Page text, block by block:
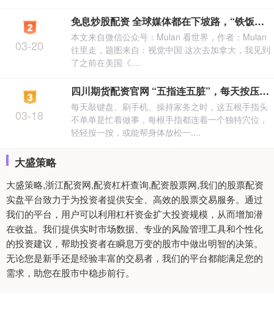
免息炒股配资 全球媒体都在下坡路，“铁饭碗”碎了一地
本文来自微信公众号：Mulan 看世界，作者：Mulan
往里走，题图来自：视觉中国 这次去加拿大，我见到
了之前在美国《....
03-20
四川期货配资官网 “五指连五脏”，每天按压手指的这5个地方，轻松又舒坦
每天敲键盘、刷手机、操持家务之时，这五根手指头
不单单是忙着做事，每根手指都连着一个独特穴位，
轻轻按一按，或能帮身体放松一....
03-18
大盛策略
大盛策略,浙江配资网,配资杠杆查询,配资股票网,我们的股票配资
实盘平台致力于为投资者提供安全、高效的股票交易服务。通过
我们的平台，用户可以利用杠杆资金扩大投资规模，从而增加潜
在收益。我们提供实时市场数据、专业的风险管理工具和个性化
的投资建议，帮助投资者在瞬息万变的股市中做出明智的决策。
无论您是新手还是经验丰富的交易者，我们的平台都能满足您的
需求，助您在股市中稳步前行。